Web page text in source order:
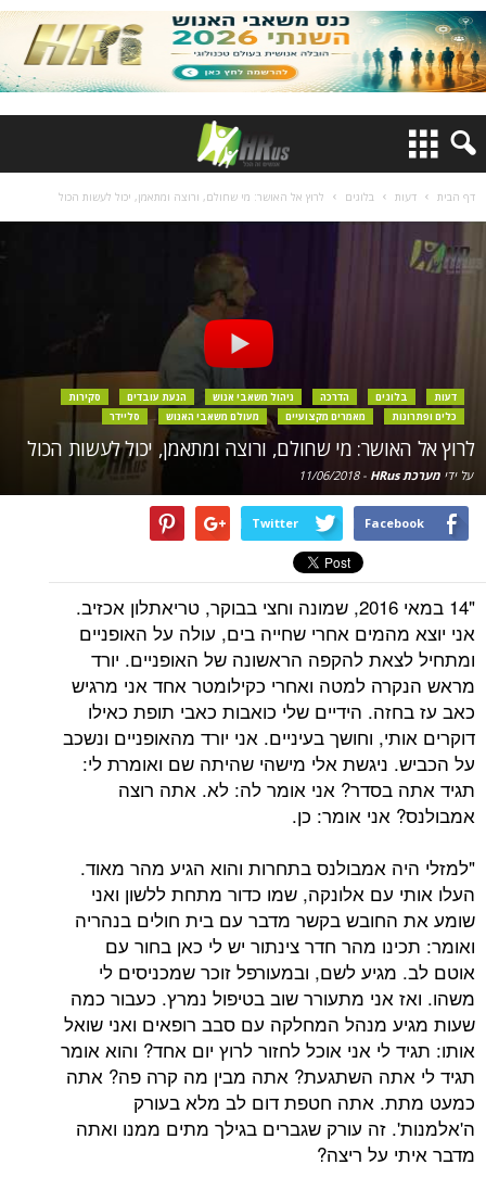
דף הבית דעות בלוגים לרוץ אל האושר: מי שחולם, ורוצה ומתאמן, יכול לעשות הכול
דעות בלוגים הדרכה ניהול משאבי אנוש הנעת עובדים
סקירות
כלים ופתרונות
מאמרים מקצועיים מעולם משאבי האנוש סליידר
לרוץ אל האושר: מי שחולם, ורוצה ומתאמן, יכול לעשות הכול
על ידי מערכת HRus -
11/06/2018
Facebook
Twitter
"14 במאי 2016, שמונה וחצי בבוקר, טריאתלון אכזיב.
אני יוצא מהמים אחרי שחייה בים, עולה על האופניים
ומתחיל לצאת להקפה הראשונה של האופניים. יורד
מראש הנקרה למטה ואחרי כקילומטר אחד אני מרגיש
כאב עז בחזה. הידיים שלי כואבות כאבי תופת כאילו
דוקרים אותי, וחושך בעיניים. אני יורד מהאופניים ונשכב
על הכביש. ניגשת אלי מישהי שהיתה שם ואומרת לי:
תגיד אתה בסדר? אני אומר לה: לא. אתה רוצה
אמבולנס? אני אומר: כן.
"למזלי היה אמבולנס בתחרות והוא הגיע מהר מאוד.
העלו אותי עם אלונקה, שמו כדור מתחת ללשון ואני
שומע את החובש בקשר מדבר עם בית חולים בנהריה
ואומר: תכינו מהר חדר צינתור יש לי כאן בחור עם
אוטם לב. מגיע לשם, ובמעורפל זוכר שמכניסים לי
משהו. ואז אני מתעורר שוב בטיפול נמרץ. כעבור כמה
שעות מגיע מנהל המחלקה עם סבב רופאים ואני שואל
אותו: תגיד לי אני אוכל לחזור לרוץ יום אחד? והוא אומר
תגיד לי אתה השתגעת? אתה מבין מה קרה פה? אתה
כמעט מתת. אתה חטפת דום לב מלא בעורק
ה'אלמנות'. זה עורק שגברים בגילך מתים ממנו ואתה
מדבר איתי על ריצה?